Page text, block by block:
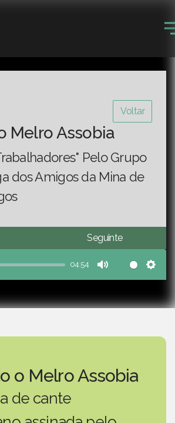
Voltar
Melro Assobia
Pelo Grupo
dos Amigos da Mina de
Seguinte
04:54
Mute
o Melro Assobia
de cante